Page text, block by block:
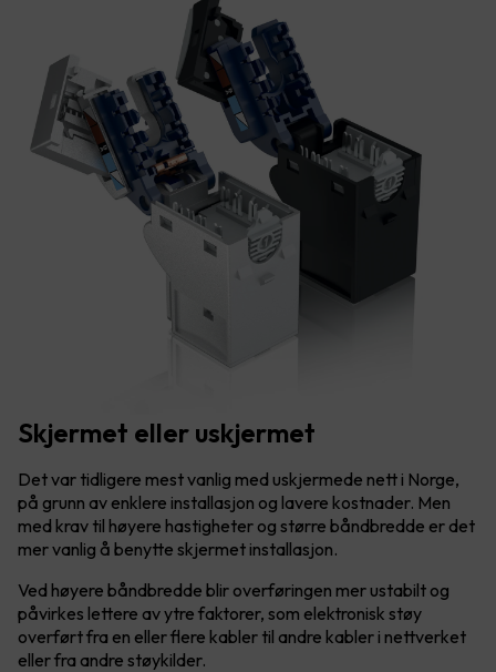
Skjermet eller uskjermet
Det var tidligere mest vanlig med uskjermede nett i Norge,
på grunn av enklere installasjon og lavere kostnader. Men
med krav til høyere hastigheter og større båndbredde er det
mer vanlig å benytte skjermet installasjon.
Ved høyere båndbredde blir overføringen mer ustabilt og
påvirkes lettere av ytre faktorer, som elektronisk støy
overført fra en eller flere kabler til andre kabler i nettverket
eller fra andre støykilder.